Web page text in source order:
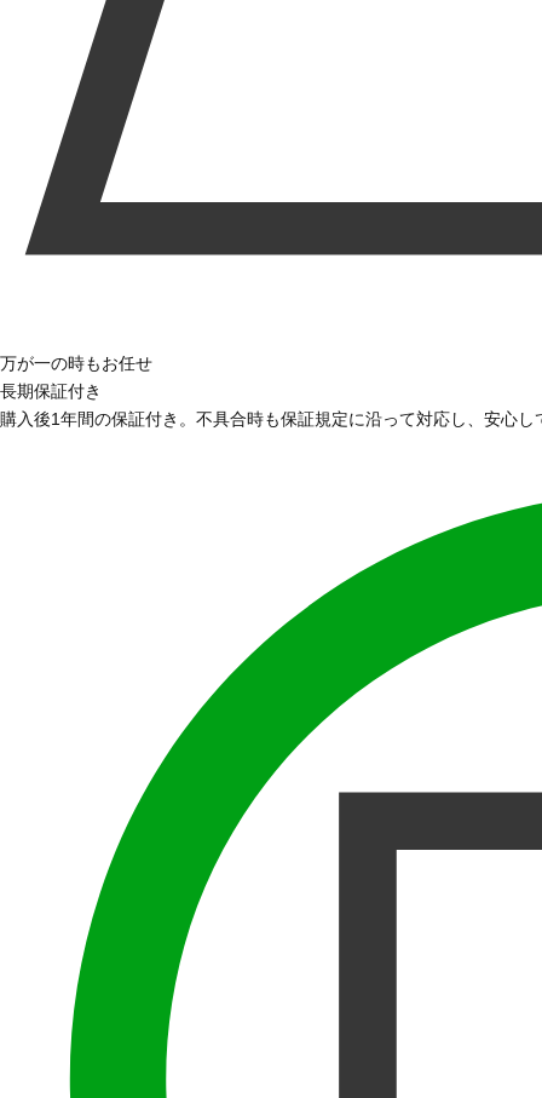
万が一の時もお任せ
長期保証付き
購入後1年間の保証付き。不具合時も保証規定に沿って対応し、安心